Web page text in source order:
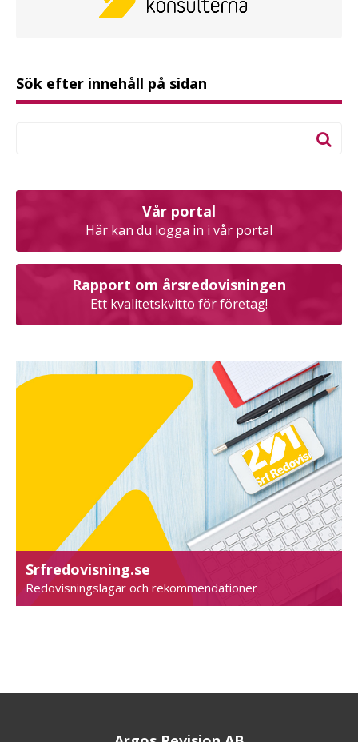
Sök efter innehåll på sidan
Vår portal
Här kan du logga in i vår portal
Rapport om årsredovisningen
Ett kvalitetskvitto för företag!
Srfredovisning.se
Redovisningslagar och rekommendationer